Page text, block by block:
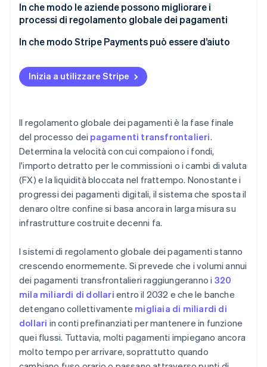
Fornitori che gestiscono le parti più difficili
Pagamenti digitali sempre attivi
Le banche immobilizzano ancora più liquidità
L’incertezza costringe a un eccesso di preparazione
I rischi dei cambi complicano il problema
Standard frammentati
Troppi intermediari
Orari lavorativi non corrispondenti
Controlli di conformità ridondanti
In che modo le aziende possono migliorare i
processi di regolamento globale dei pagamenti
Utilizzare fornitori con integrazioni locali
Scegliere valute ragionevoli di regolamento dei
pagamenti
Ridurre la pressione sulla liquidità
In che modo Stripe Payments può essere d’aiuto
Inizia a utilizzare Stripe
Il regolamento globale dei pagamenti è la fase finale
del processo dei pagamenti transfrontalieri.
Determina la velocità con cui compaiono i fondi,
l'importo detratto per le commissioni o i cambi di valuta
(FX) e la liquidità bloccata nel frattempo. Nonostante i
progressi dei pagamenti digitali, il sistema che sposta il
denaro oltre confine si basa ancora in larga misura su
infrastrutture costruite decenni fa.
I sistemi di regolamento globale dei pagamenti stanno
crescendo enormemente. Si prevede che i volumi annui
dei pagamenti transfrontalieri raggiungeranno i 320
mila miliardi di dollari entro il 2032 e che le banche
detengano collettivamente migliaia di miliardi di
dollari in conti prefinanziati per mantenere in funzione
quei flussi. Tuttavia, molti pagamenti impiegano ancora
molto tempo per arrivare, soprattutto quando